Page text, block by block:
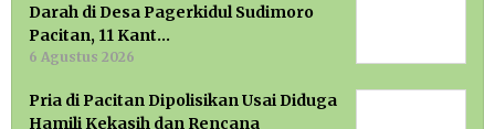
Darah di Desa Pagerkidul Sudimoro
Pacitan, 11 Kant…
6 Agustus 2026
Pria di Pacitan Dipolisikan Usai Diduga
Hamili Kekasih dan Rencana